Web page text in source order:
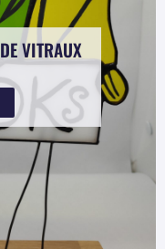
VITRAUX